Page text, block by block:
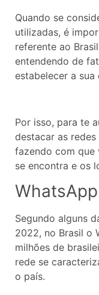
Quando se
utilizadas, é
referente ao
entendendo de
estabelecer a sua
Por isso, para te
destacar as
fazendo com que
se encontra e os
WhatsApp
Segundo alguns
2022, no Brasil o
milhões de
rede se
o país.